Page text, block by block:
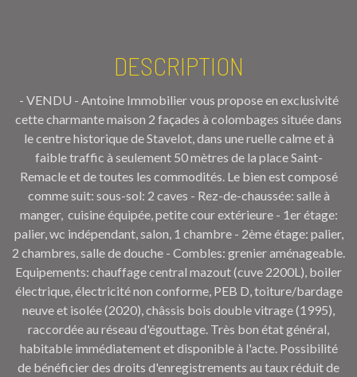
DESCRIPTION
- VENDU - Antoine Immobilier vous propose en exclusivité
cette charmante maison 2 façades à colombages située dans
le centre historique de Stavelot, dans une ruelle calme et à
faible traffic à seulement 50 mètres de la place Saint-
Remacle et de toutes les commodités. Le bien est composé
comme suit: sous-sol: 2 caves - Rez-de-chaussée: salle à
manger, cuisine équipée, petite cour extérieure - 1er étage:
palier, wc indépendant, salon, 1 chambre - 2ème étage: palier,
2 chambres, salle de douche - Combles: grenier aménageable.
Equipements: chauffage central mazout (cuve 2200L), boiler
électrique, électricité non conforme, PEB D, toiture/bardage
neuve et isolée (2020), châssis bois double vitrage (1995),
raccordée au réseau d'égouttage. Très bon état général,
habitable immédiatement et disponible à l'acte. Possibilité
de bénéficier des droits d'enregistrements au taux réduit de